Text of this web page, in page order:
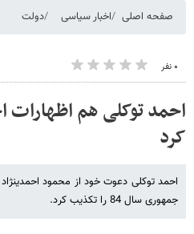
صفحه اصلی اخبار سیاسی دولت
۰ نفر
احمد توکلی هم اظهارات
کرد
احمد توکلی دعوت خود از محمود احمدی​نژاد
جمهوری سال 84 را تکذیب کرد.